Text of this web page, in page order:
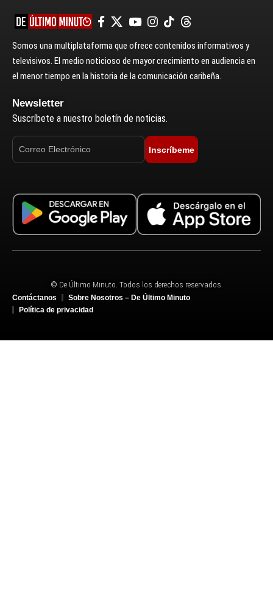
Somos una multiplataforma que ofrece contenidos informativos y
televisivos. El medio noticioso de mayor crecimiento en audiencia en
el menor tiempo en la historia de la comunicación caribeña.
Newsletter
Suscríbete a nuestro boletín de noticias.
Inscríbeme
© De Último Minuto. Todos los derechos reservados.
Contáctanos
Sobre Nosotros – De Último Minuto
Política de privacidad